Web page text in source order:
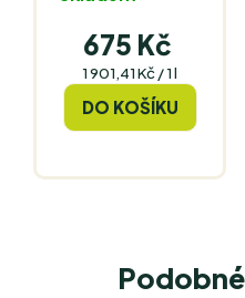
675 Kč
Měrná
1 901,41 Kč / 1 l
DO KOŠÍKU